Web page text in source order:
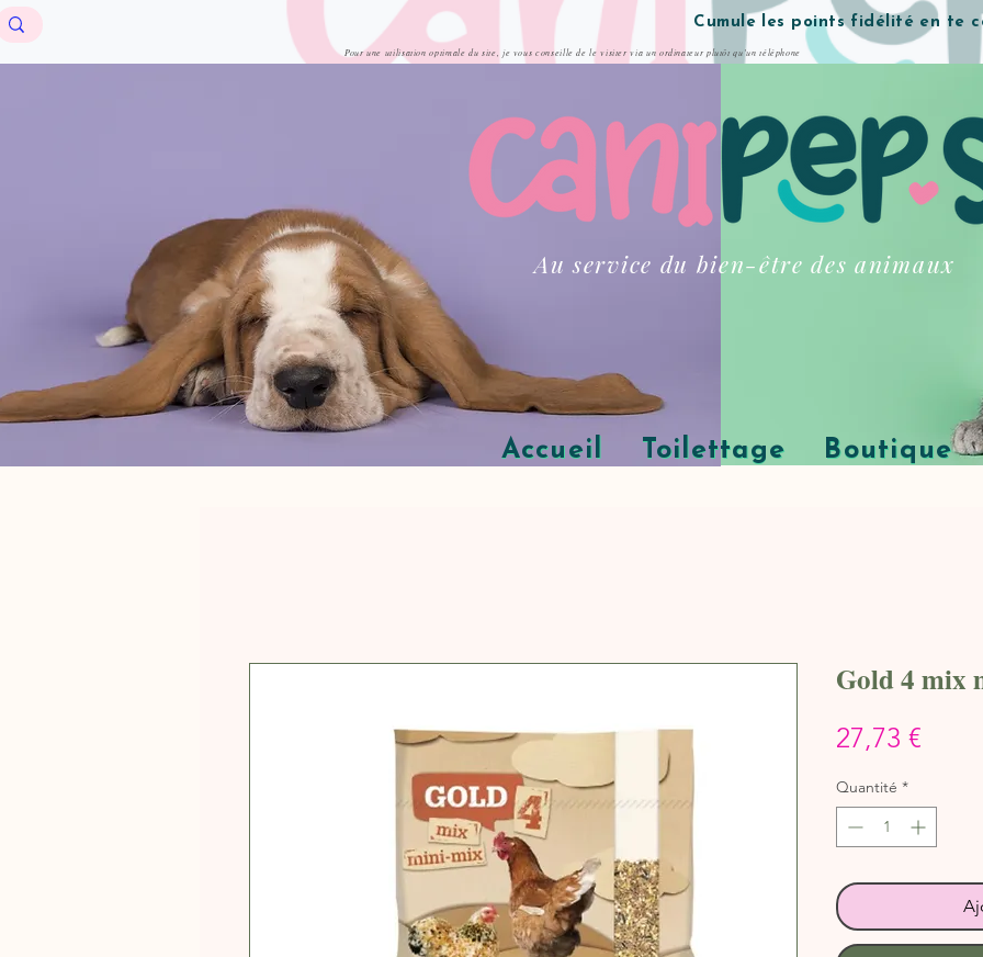
Cumule les points fidélité en te
Pour une utilisation optimale du site, je vous conseille de le visiter via un ordinateur plutôt qu'un téléphone
Au service du bien-être des animaux
Accueil Toilettage Boutique
Gold 4 mix
27,73 €
Quantité *